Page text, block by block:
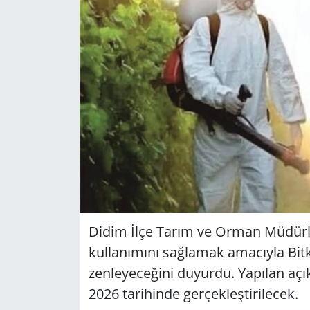
Didim İlçe Tarım ve Orman
kul­la­nı­mı­nı sağ­la­mak ama­cıy­la
zen­le­ye­ce­ği­ni du­yur­du. Ya­pı­lan
2026 ta­ri­hin­de ger­çek­leş­ti­ri­lecek.
GÜNDEM
HABERDE İNSAN
KÜLTÜR SANAT
MAGAZİN
POLİTİKA
RESMİ İLANLAR